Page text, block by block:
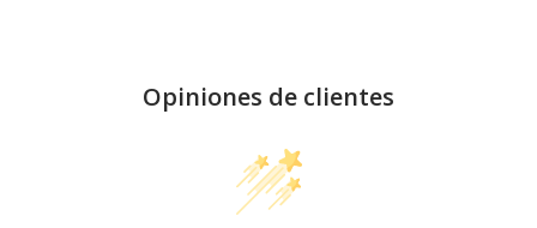
Opiniones de clientes